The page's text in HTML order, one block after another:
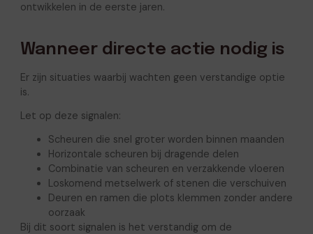
ontwikkelen in de eerste jaren.
Wanneer directe actie nodig is
Er zijn situaties waarbij wachten geen verstandige optie
is.
Let op deze signalen:
Scheuren die snel groter worden binnen maanden
Horizontale scheuren bij dragende delen
Combinatie van scheuren en verzakkende vloeren
Loskomend metselwerk of stenen die verschuiven
Deuren en ramen die plots klemmen zonder andere
oorzaak
Bij dit soort signalen is het verstandig om de